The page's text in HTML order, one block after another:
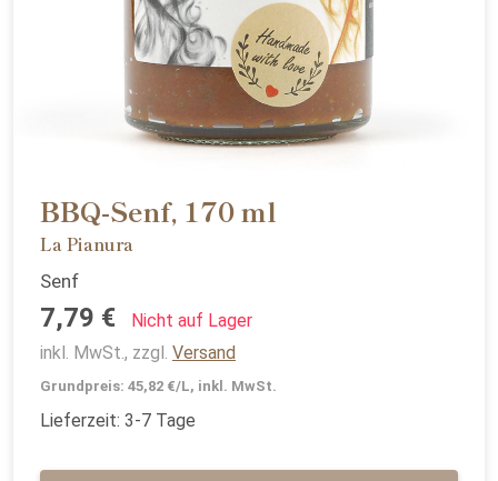
BBQ-Senf, 170 ml
La Pianura
Senf
7,79 €
Nicht auf Lager
inkl. MwSt., zzgl. Versand
Grundpreis: 45,82 €/L, inkl. MwSt.
Lieferzeit: 3-7 Tage